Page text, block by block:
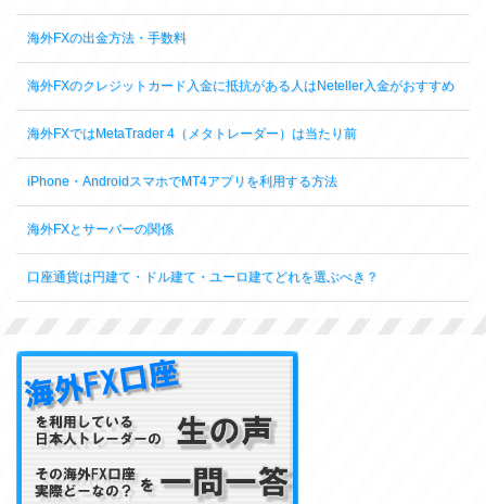
海外FXの出金方法・手数料
海外FXのクレジットカード入金に抵抗がある人はNeteller入金がおすすめ
海外FXではMetaTrader 4（メタトレーダー）は当たり前
iPhone・AndroidスマホでMT4アプリを利用する方法
海外FXとサーバーの関係
口座通貨は円建て・ドル建て・ユーロ建てどれを選ぶべき？